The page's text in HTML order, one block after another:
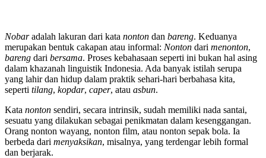
Nobaradalah lakuran dari kata nonton dan bareng. Keduanya
merupakan bentuk cakapan atau informal: Nonton dari menonton,
bareng dari bersama. Proses kebahasaan seperti ini bukan hal asing
dalam khazanah linguistik Indonesia. Ada banyak istilah serupa
yang lahir dan hidup dalam praktik sehari-hari berbahasa kita,
seperti tilang, kopdar, caper, atau asbun.
Kata nonton sendiri, secara intrinsik, sudah memiliki nada santai,
sesuatu yang dilakukan sebagai penikmatan dalam kesenggangan.
Orang nonton wayang, nonton film, atau nonton sepak bola. Ia
berbeda dari menyaksikan, misalnya, yang terdengar lebih formal
dan berjarak.